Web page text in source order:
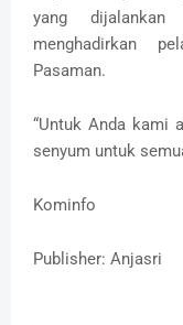
yang
menghadirkan
Pasaman.
“Untuk Anda kami
senyum untuk
Kominfo
Publisher: Anjasri